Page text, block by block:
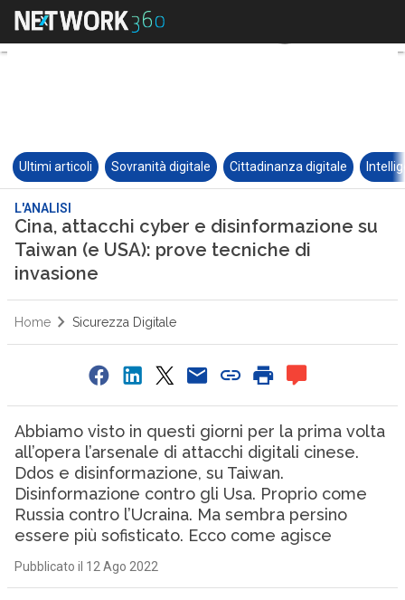
Ultimi articoli Sovranità digitale Cittadinanza digitale
L'ANALISI
Cina, attacchi cyber e disinformazione su
Taiwan (e USA): prove tecniche di
invasione
Home Sicurezza Digitale
Abbiamo visto in questi giorni per la prima volta
all’opera l’arsenale di attacchi digitali cinese.
Ddos e disinformazione, su Taiwan.
Disinformazione contro gli Usa. Proprio come
Russia contro l’Ucraina. Ma sembra persino
essere più sofisticato. Ecco come agisce
Pubblicato il 12 Ago 2022